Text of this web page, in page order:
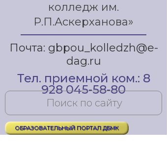
колледж им.
Р.П.Аскерханова»
Почта: gbpou_kolledzh@e-
dag.ru
Тел. приемной ком.: 8
928 045-58-80
ОБРАЗОВАТЕЛЬНЫЙ ПОРТАЛ ДБМК